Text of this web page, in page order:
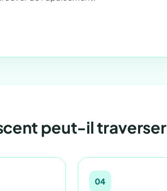
peut-il traverser
04